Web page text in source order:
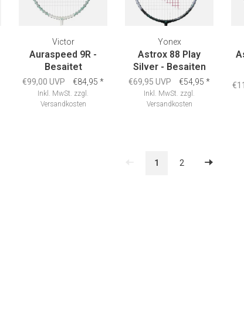
Victor
Auraspeed 9R -
Besaitet
€99,00 UVP €84,95 *
Inkl. MwSt. zzgl.
Versandkosten
Yonex
Astrox 88 Play
Silver - Besaiten
€69,95 UVP €54,95 *
Inkl. MwSt. zzgl.
Versandkosten
1 2